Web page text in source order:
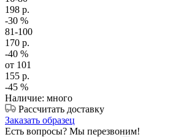
198 р.
-30 %
81-100
170 р.
-40 %
от 101
155 р.
-45 %
Наличие: много
Рассчитать доставку
Заказать образец
Есть вопросы? Мы перезвоним!